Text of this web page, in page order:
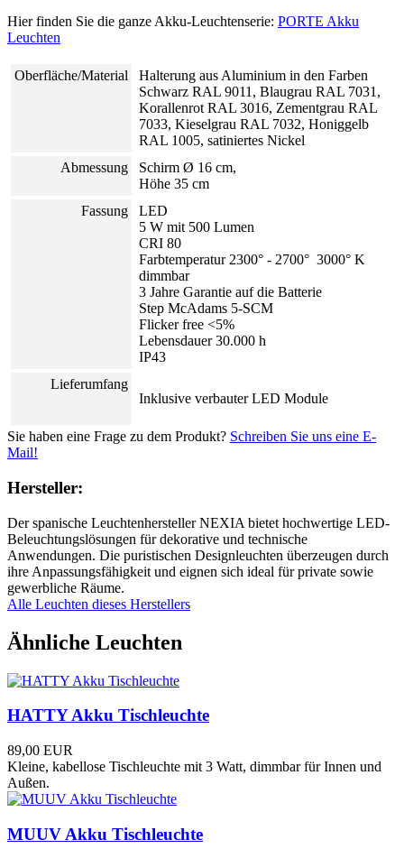
Hier finden Sie die ganze Akku-Leuchtenserie: PORTE Akku
Leuchten
Oberfläche/Material
Halterung aus Aluminium in den Farben
Schwarz RAL 9011, Blaugrau RAL 7031,
Korallenrot RAL 3016, Zementgrau RAL
7033, Kieselgrau RAL 7032, Honiggelb
RAL 1005, satiniertes Nickel
Abmessung
Schirm Ø 16 cm,
Höhe 35 cm
Fassung
LED
5 W mit 500 Lumen
CRI 80
Farbtemperatur 2300° - 2700° 3000° K
dimmbar
3 Jahre Garantie auf die Batterie
Step McAdams 5-SCM
Flicker free <5%
Lebensdauer 30.000 h
IP43
Lieferumfang
Inklusive verbauter LED Module
Sie haben eine Frage zu dem Produkt? Schreiben Sie uns eine E-
Mail!
Hersteller:
Der spanische Leuchtenhersteller NEXIA bietet hochwertige LED-
Beleuchtungslösungen für dekorative und technische
Anwendungen. Die puristischen Designleuchten überzeugen durch
ihre Anpassungsfähigkeit und eignen sich ideal für private sowie
gewerbliche Räume.
Alle Leuchten dieses Herstellers
Ähnliche Leuchten
HATTY Akku Tischleuchte
89,00 EUR
Kleine, kabellose Tischleuchte mit 3 Watt, dimmbar für Innen und
Außen.
MUUV Akku Tischleuchte